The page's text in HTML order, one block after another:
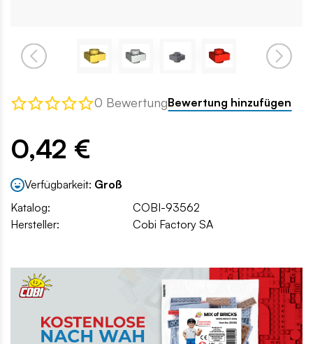
0 BewertungBewertung hinzufügen
0,42 €
Verfügbarkeit: Groß
Katalog:
COBI-93562
Hersteller:
Cobi Factory SA